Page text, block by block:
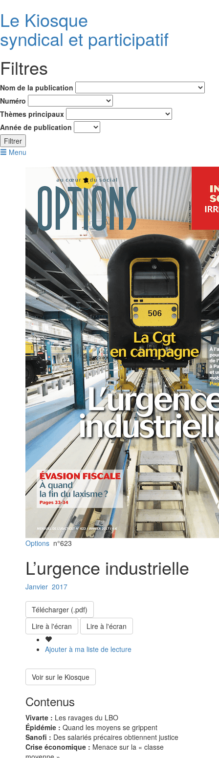
Le Kiosque
syndical et participatif
Filtres
Nom de la publication
Numéro
Thèmes principaux
Année de publication
Filtrer
Menu
Options n°623
L’urgence industrielle
Janvier 2017
Télécharger (.pdf)
Lire à l'écran
Lire à l'écran
Ajouter à ma liste de lecture
Voir sur le Kiosque
Contenus
Vivarte : Les ravages du LBO
Épidémie : Quand les moyens se grippent
Sanofi : Des salariés précaires obtiennent justice
Crise économique : Menace sur la « classe